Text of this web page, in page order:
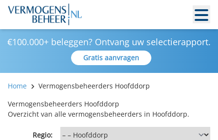
€100.000+ beleggen? Ontvang uw selectierapport.
Gratis aanvragen
Home
Vermogensbeheerders Hoofddorp
Vermogensbeheerders Hoofddorp
Overzicht van alle vermogensbeheerders in Hoofddorp.
Regio: